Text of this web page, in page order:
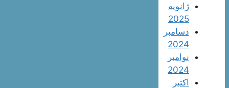
ژانویه
2025
دسامبر
2024
نوامبر
2024
اکتبر